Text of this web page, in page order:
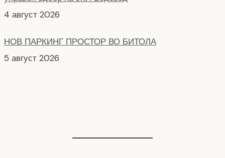
4 август 2026
5 август 2026